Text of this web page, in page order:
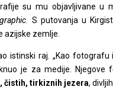
su mu objavljivane u
. S putovanja u
azijske zemlje.
istinski raj. „Kao
je za medije. Njegove
čistih, tirkiznih jezera,